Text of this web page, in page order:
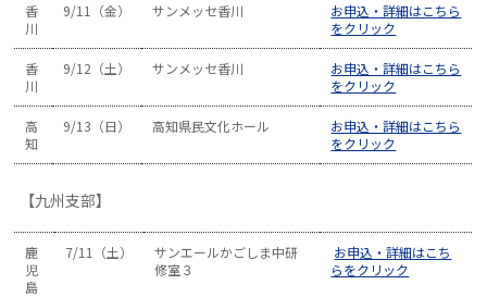
香
川
9/11（金） サンメッセ香川
お申込・詳細はこちら
をクリック
香
川
9/12（土） サンメッセ香川
お申込・詳細はこちら
をクリック
高
知
9/13（日） 高知県民文化ホール
お申込・詳細はこちら
をクリック
【九州支部】
鹿
児
島
7/11（土）
サンエールかごしま中研
修室３
お申込・詳細はこち
らをクリック